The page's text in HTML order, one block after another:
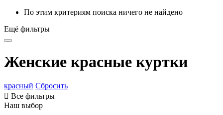
По этим критериям поиска ничего не найдено
Ещё фильтры
Женские красные куртки
красный Сбросить
 Все фильтры
Наш выбор